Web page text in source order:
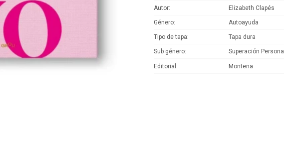
Autor Elizabeth Clapés
Género Autoayuda
Tipo de tapa Tapa dura
Sub género Superación Personal
Editorial Montena